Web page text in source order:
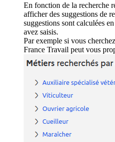
En fonction de la recherche
afficher des suggestions de
suggestions sont calculées
avez saisis.
Par exemple si vous
France Travail peut vous